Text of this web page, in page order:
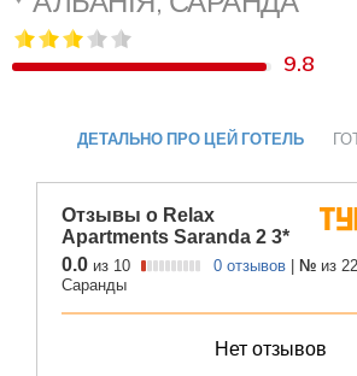
9.8
ДЕТАЛЬНО ПРО ЦЕЙ ГОТЕЛЬ